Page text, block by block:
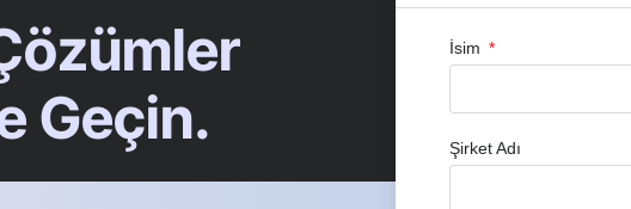
Geçin.
İsim
Şirket Adı